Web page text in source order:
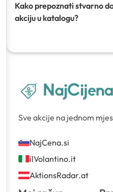
Kako prepoznati stvarno
akciju u katalogu?
Sve akcije na jednom
NajCena.si
ilVolantino.it
AktionsRadar.at